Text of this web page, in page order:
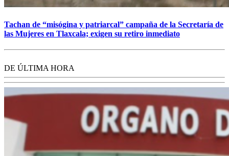
Tachan de “misógina y patriarcal” campaña de la Secretaría de
las Mujeres en Tlaxcala; exigen su retiro inmediato
DE ÚLTIMA HORA